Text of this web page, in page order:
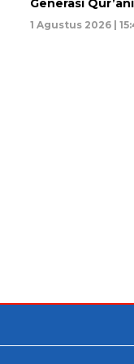
Generasi
1 Agustus 2026 |